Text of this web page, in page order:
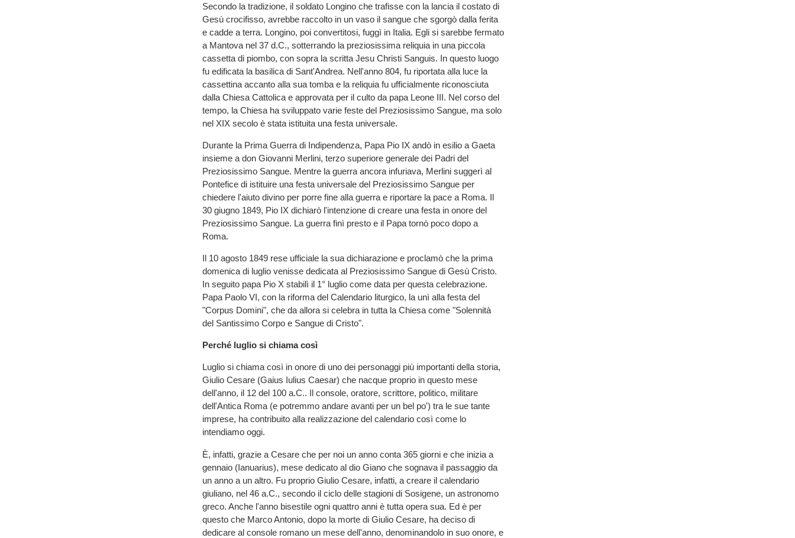
Secondo la tradizione, il soldato Longino che trafisse con la lancia il costato di
Gesù crocifisso, avrebbe raccolto in un vaso il sangue che sgorgò dalla ferita
e cadde a terra. Longino, poi convertitosi, fuggì in Italia. Egli si sarebbe fermato
a Mantova nel 37 d.C., sotterrando la preziosissima reliquia in una piccola
cassetta di piombo, con sopra la scritta Jesu Christi Sanguis. In questo luogo
fu edificata la basilica di Sant'Andrea. Nell'anno 804, fu riportata alla luce la
cassettina accanto alla sua tomba e la reliquia fu ufficialmente riconosciuta
dalla Chiesa Cattolica e approvata per il culto da papa Leone III. Nel corso del
tempo, la Chiesa ha sviluppato varie feste del Preziosissimo Sangue, ma solo
nel XIX secolo è stata istituita una festa universale.
Durante la Prima Guerra di Indipendenza, Papa Pio IX andò in esilio a Gaeta
insieme a don Giovanni Merlini, terzo superiore generale dei Padri del
Preziosissimo Sangue. Mentre la guerra ancora infuriava, Merlini suggerì al
Pontefice di istituire una festa universale del Preziosissimo Sangue per
chiedere l'aiuto divino per porre fine alla guerra e riportare la pace a Roma. Il
30 giugno 1849, Pio IX dichiarò l'intenzione di creare una festa in onore del
Preziosissimo Sangue. La guerra finì presto e il Papa tornò poco dopo a
Roma.
Il 10 agosto 1849 rese ufficiale la sua dichiarazione e proclamò che la prima
domenica di luglio venisse dedicata al Preziosissimo Sangue di Gesù Cristo.
In seguito papa Pio X stabilì il 1° luglio come data per questa celebrazione.
Papa Paolo VI, con la riforma del Calendario liturgico, la unì alla festa del
"Corpus Domini", che da allora si celebra in tutta la Chiesa come "Solennità
del Santissimo Corpo e Sangue di Cristo".
Perché luglio si chiama così
Luglio si chiama così in onore di uno dei personaggi più importanti della storia,
Giulio Cesare (Gaius Iulius Caesar) che nacque proprio in questo mese
dell'anno, il 12 del 100 a.C.. Il console, oratore, scrittore, politico, militare
dell'Antica Roma (e potremmo andare avanti per un bel po') tra le sue tante
imprese, ha contribuito alla realizzazione del calendario così come lo
intendiamo oggi.
È, infatti, grazie a Cesare che per noi un anno conta 365 giorni e che inizia a
gennaio (Ianuarius), mese dedicato al dio Giano che sognava il passaggio da
un anno a un altro. Fu proprio Giulio Cesare, infatti, a creare il calendario
giuliano, nel 46 a.C., secondo il ciclo delle stagioni di Sosigene, un astronomo
greco. Anche l'anno bisestile ogni quattro anni è tutta opera sua. Ed è per
questo che Marco Antonio, dopo la morte di Giulio Cesare, ha deciso di
dedicare al console romano un mese dell'anno, denominandolo in suo onore, e